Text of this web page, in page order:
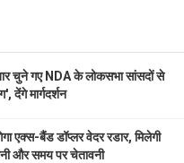
चुने गए NDA के लोकसभा सांसदों से
देंगे मार्गदर्शन
एक्स-बैंड डॉप्लर वेदर रडार, मिलेगी
और समय पर चेतावनी